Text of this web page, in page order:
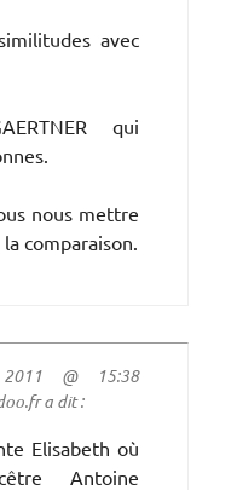
avec
qui
nous mettre
comparaison.
@ 15:38
a dit :
Elisabeth où
Antoine